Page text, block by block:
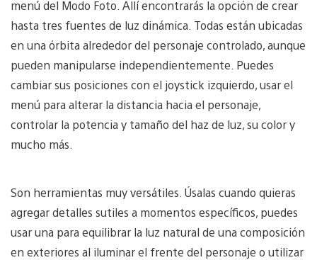
menú del Modo Foto. Allí encontrarás la opción de crear
hasta tres fuentes de luz dinámica. Todas están ubicadas
en una órbita alrededor del personaje controlado, aunque
pueden manipularse independientemente. Puedes
cambiar sus posiciones con el joystick izquierdo, usar el
menú para alterar la distancia hacia el personaje,
controlar la potencia y tamaño del haz de luz, su color y
mucho más.
Son herramientas muy versátiles. Úsalas cuando quieras
agregar detalles sutiles a momentos específicos, puedes
usar una para equilibrar la luz natural de una composición
en exteriores al iluminar el frente del personaje o utilizar